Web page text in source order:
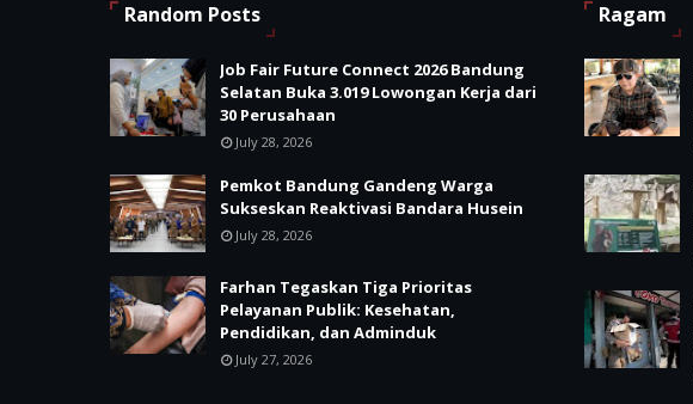
Random Posts
Job Fair Future Connect 2026 Bandung
Selatan Buka 3.019 Lowongan Kerja dari
30 Perusahaan
July 28, 2026
Pemkot Bandung Gandeng Warga
Sukseskan Reaktivasi Bandara Husein
July 28, 2026
Farhan Tegaskan Tiga Prioritas
Pelayanan Publik: Kesehatan,
Pendidikan, dan Adminduk
July 27, 2026
Ragam